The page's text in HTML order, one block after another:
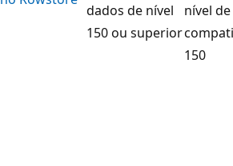
dados de nível
150 ou superior
nível de
150